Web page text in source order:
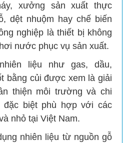
xưởng sản xuất thực
dệt nhuộm hay chế biến
nghiệp là thiết bị không
nước phục vụ sản xuất.
liệu như gas, dầu,
bằng củi được xem là giải
thiện môi trường và chi
biệt phù hợp với các
nhỏ tại Việt Nam.
nhiên liệu từ nguồn gỗ